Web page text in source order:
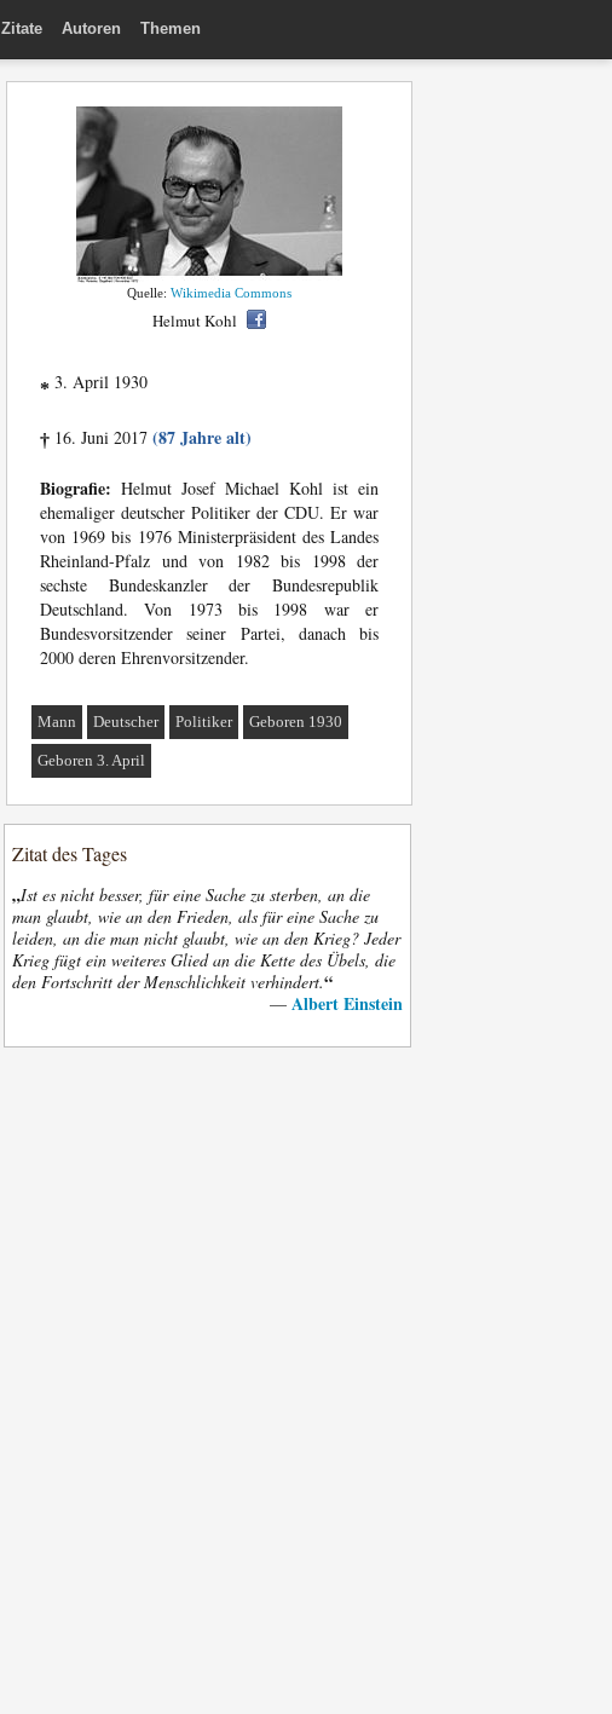
Zitate Autoren Themen
Quelle: Wikimedia Commons
Helmut Kohl
* 3. April 1930
† 16. Juni 2017 (87 Jahre alt)
Biografie: Helmut Josef Michael Kohl ist ein
ehemaliger deutscher Politiker der CDU. Er war
von 1969 bis 1976 Ministerpräsident des Landes
Rheinland-Pfalz und von 1982 bis 1998 der
sechste Bundeskanzler der Bundesrepublik
Deutschland. Von 1973 bis 1998 war er
Bundesvorsitzender seiner Partei, danach bis
2000 deren Ehrenvorsitzender.
Mann Deutscher Politiker Geboren 1930
Geboren 3. April
Zitat des Tages
„Ist es nicht besser, für eine Sache zu sterben, an die
man glaubt, wie an den Frieden, als für eine Sache zu
leiden, an die man nicht glaubt, wie an den Krieg? Jeder
Krieg fügt ein weiteres Glied an die Kette des Übels, die
den Fortschritt der Menschlichkeit verhindert.“
— Albert Einstein